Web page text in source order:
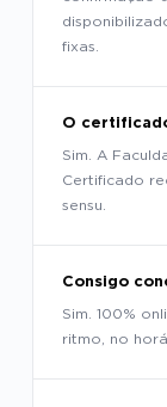
fixas.
O
Sim. A
Certificado
sensu.
Consigo
Sim. 100%
ritmo, no